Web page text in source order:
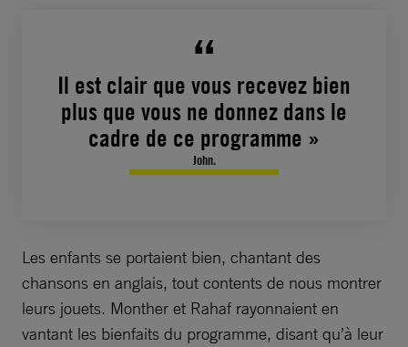
Il est clair que vous recevez bien
plus que vous ne donnez dans le
cadre de ce programme »
John.
Les enfants se portaient bien, chantant des
chansons en anglais, tout contents de nous montrer
leurs jouets. Monther et Rahaf rayonnaient en
vantant les bienfaits du programme, disant qu’à leur